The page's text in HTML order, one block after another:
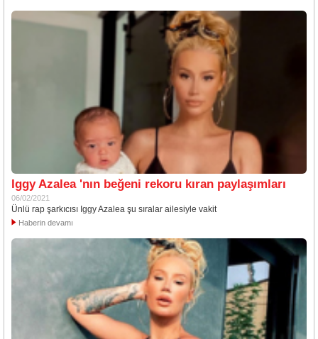
Iggy Azalea 'nın beğeni rekoru kıran paylaşımları
06/02/2021
Ünlü rap şarkıcısı Iggy Azalea şu sıralar ailesiyle vakit
Haberin devamı